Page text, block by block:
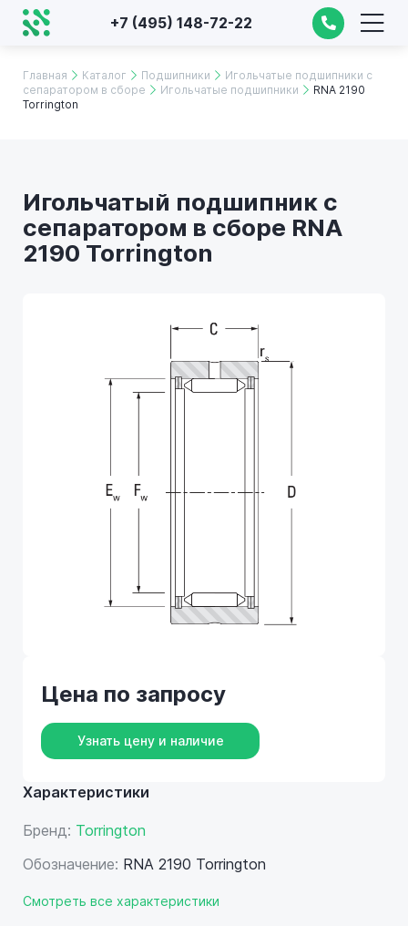
+7 (495) 148-72-22
Главная Каталог Подшипники
Игольчатые подшипники с
сепаратором в сборе
Игольчатые подшипники
RNA 2190
Torrington
Игольчатый подшипник с
сепаратором в сборе RNA
2190 Torrington
Характеристики
Бренд: Torrington
Обозначение: RNA 2190 Torrington
Смотреть все характеристики
Цена по запросу
Узнать цену и наличие